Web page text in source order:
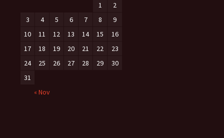
« Nov
1
2
3
4 5 6 7 8
9
10
11 12 13 14 15
16
17
18 19 20 21 22
23
24
25 26 27 28 29
30
31